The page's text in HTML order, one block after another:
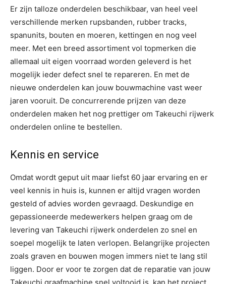
Er zijn talloze onderdelen beschikbaar, van heel veel
verschillende merken rupsbanden, rubber tracks,
spanunits, bouten en moeren, kettingen en nog veel
meer. Met een breed assortiment vol topmerken die
allemaal uit eigen voorraad worden geleverd is het
mogelijk ieder defect snel te repareren. En met de
nieuwe onderdelen kan jouw bouwmachine vast weer
jaren vooruit. De concurrerende prijzen van deze
onderdelen maken het nog prettiger om Takeuchi rijwerk
onderdelen online te bestellen.
Kennis en service
Omdat wordt geput uit maar liefst 60 jaar ervaring en er
veel kennis in huis is, kunnen er altijd vragen worden
gesteld of advies worden gevraagd. Deskundige en
gepassioneerde medewerkers helpen graag om de
levering van Takeuchi rijwerk onderdelen zo snel en
soepel mogelijk te laten verlopen. Belangrijke projecten
zoals graven en bouwen mogen immers niet te lang stil
liggen. Door er voor te zorgen dat de reparatie van jouw